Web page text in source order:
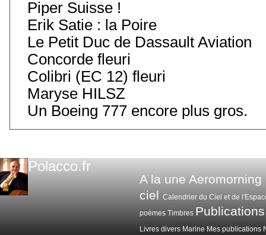
Piper Suisse !
Erik Satie : la Poire
Le Petit Duc de Dassault Aviation
Concorde fleuri
Colibri (EC 12) fleuri
Maryse HILSZ
Un Boeing 777 encore plus gros.
Polacco.fr
A la une Aeromorning
ciel Calendrier du Ciel et de
poèmes Timbres Publications
Livres divers Marine Mes publications